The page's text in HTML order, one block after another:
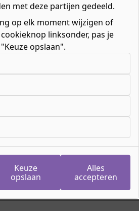
wachtlijst
is er geen plaats meer om
opleiding. Maar wees
regelmatig nieuwe plaatsen
achter en we sturen je
als er weer plaats is.
met deze partijen gedeeld.
op elk moment wijzigen of
linksonder, pas je
opslaan".
Keuze
opslaan
Alles
accepteren